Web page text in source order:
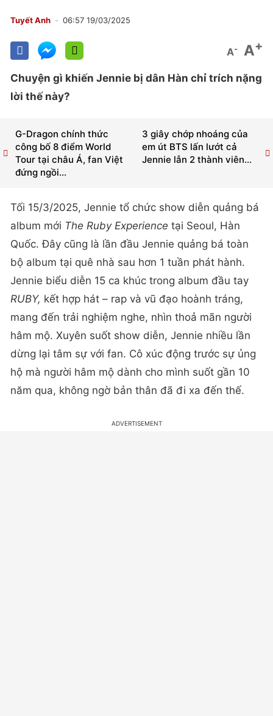
Tuyết Anh 06:57 19/03/2025
A- A+
Chuyện gì khiến Jennie bị dân Hàn chỉ trích nặng
lời thế này?
3 giây chớp nhoáng của
em út BTS lấn lướt cả
Jennie lẫn 2 thành viên...
G-Dragon chính thức
công bố 8 điểm World
Tour tại châu Á, fan Việt
đứng ngồi...
Tối 15/3/2025, Jennie tổ chức show diễn quảng bá
album mới The Ruby Experience tại Seoul, Hàn
Quốc. Đây cũng là lần đầu Jennie quảng bá toàn
bộ album tại quê nhà sau hơn 1 tuần phát hành.
Jennie biểu diễn 15 ca khúc trong album đầu tay
RUBY, kết hợp hát – rap và vũ đạo hoành tráng,
mang đến trải nghiệm nghe, nhìn thoả mãn người
hâm mộ. Xuyên suốt show diễn, Jennie nhiều lần
dừng lại tâm sự với fan. Cô xúc động trước sự ủng
hộ mà người hâm mộ dành cho mình suốt gần 10
năm qua, không ngờ bản thân đã đi xa đến thế.